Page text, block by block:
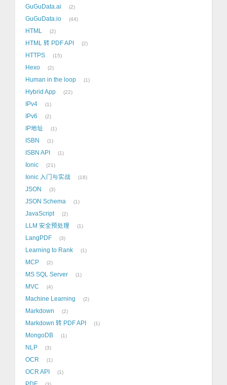
GuGuData.ai 2
GuGuData.io 44
HTML 2
HTML 转 PDF API 2
HTTPS 15
Hexo 2
Human in the loop 1
Hybrid App 22
IPv4 1
IPv6 2
IP地址 1
ISBN 1
ISBN API 1
Ionic 21
Ionic 入门与实战 18
JSON 3
JSON Schema 1
JavaScript 2
LLM 安全预处理 1
LangPDF 3
Learning to Rank 1
MCP 2
MS SQL Server 1
MVC 4
Machine Learning 2
Markdown 2
Markdown 转 PDF API 1
MongoDB 1
NLP 3
OCR 1
OCR API 1